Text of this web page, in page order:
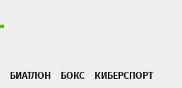
БИАТЛОН БОКС
КИБЕРСПОРТ